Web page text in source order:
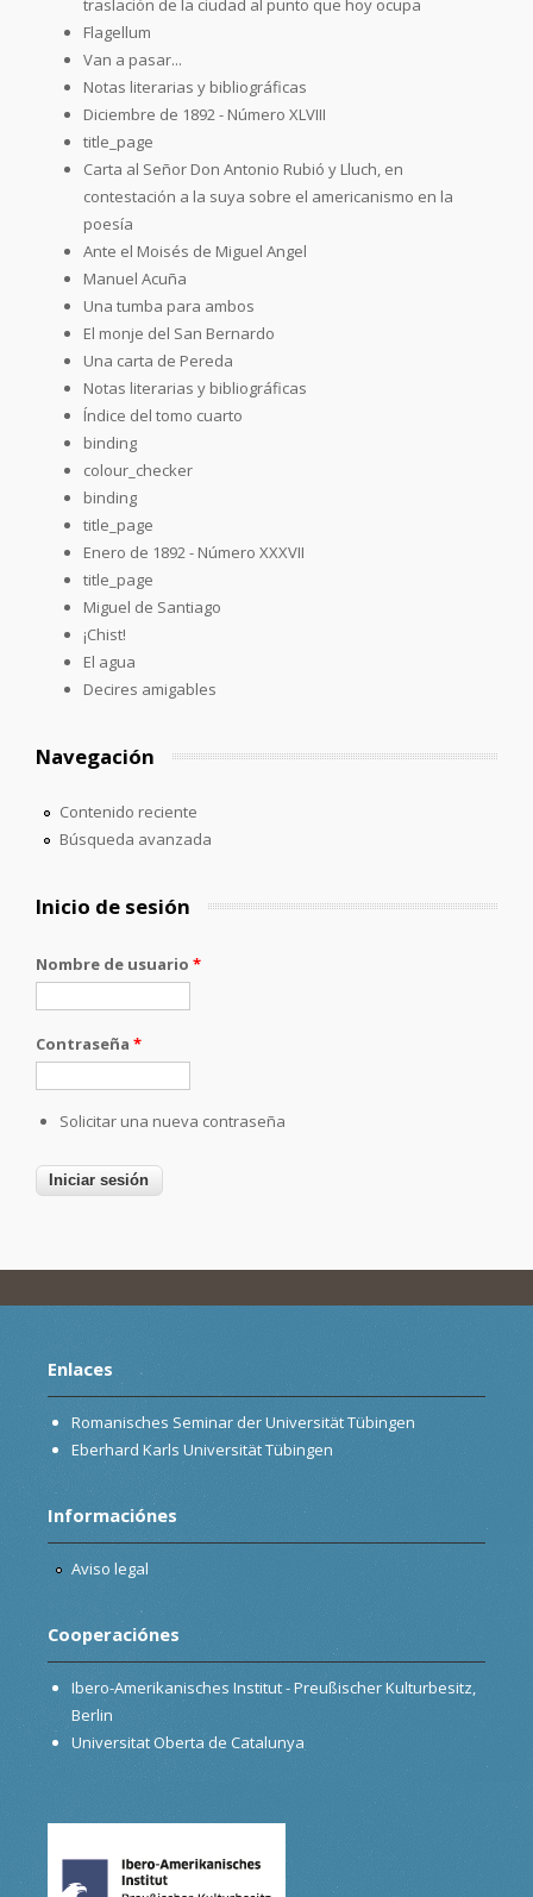
Flagellum
Van a pasar...
Notas literarias y bibliográficas
Diciembre de 1892 - Número XLVIII
title_page
Carta al Señor Don Antonio Rubió y Lluch, en
contestación a la suya sobre el americanismo en la
poesía
Ante el Moisés de Miguel Angel
Manuel Acuña
Una tumba para ambos
El monje del San Bernardo
Una carta de Pereda
Notas literarias y bibliográficas
Índice del tomo cuarto
binding
colour_checker
binding
title_page
Enero de 1892 - Número XXXVII
title_page
Miguel de Santiago
¡Chist!
El agua
Decires amigables
Navegación
Contenido reciente
Búsqueda avanzada
Inicio de sesión
Nombre de usuario *
Contraseña *
Solicitar una nueva contraseña
Enlaces
Romanisches Seminar der Universität Tübingen
Eberhard Karls Universität Tübingen
Informaciónes
Aviso legal
Cooperaciónes
Ibero-Amerikanisches Institut - Preußischer Kulturbesitz,
Berlin
Universitat Oberta de Catalunya